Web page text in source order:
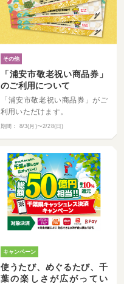
その他
「浦安市敬老祝い商品券」
のご利用について
「浦安市敬老祝い商品券」がご
利用いただけます。
期間： 8/3(月)〜2/28(日)
キャンペーン
使うたび、めぐるたび、千
葉の楽しさが広がってい